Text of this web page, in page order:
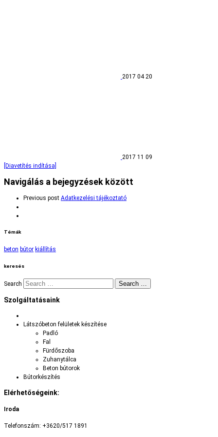
2017 04 20
2017 11 09
[Diavetítés indítása]
Navigálás a bejegyzések között
Previous post Adatkezelési tájékoztató
Témák
beton bútor kiállítás
keresés
Search Search …
Szolgáltatásaink
Látszóbeton felületek készítése
Padló
Fal
Fürdőszoba
Zuhanytálca
Beton bútorok
Bútorkészítés
Elérhetőségeink:
Iroda
Telefonszám: +3620/517 1891